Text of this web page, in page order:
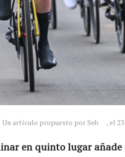
Un artículo propuesto por Seb , el
en quinto lugar